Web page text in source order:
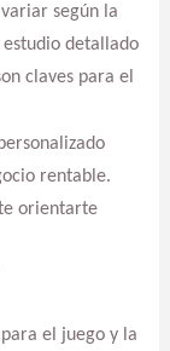
según la
detallado
claves para el
rentable.
orientarte
el juego y la